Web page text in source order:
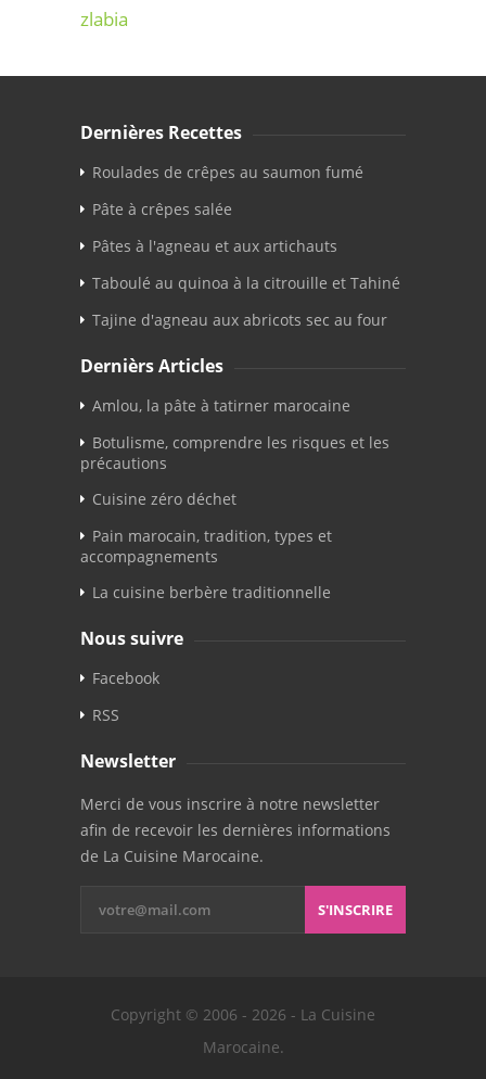
zlabia
Dernières Recettes
Roulades de crêpes au saumon fumé
Pâte à crêpes salée
Pâtes à l'agneau et aux artichauts
Taboulé au quinoa à la citrouille et Tahiné
Tajine d'agneau aux abricots sec au four
Dernièrs Articles
Amlou, la pâte à tatirner marocaine
Botulisme, comprendre les risques et les
précautions
Cuisine zéro déchet
Pain marocain, tradition, types et
accompagnements
La cuisine berbère traditionnelle
Nous suivre
Facebook
RSS
Newsletter
Merci de vous inscrire à notre newsletter
afin de recevoir les dernières informations
de La Cuisine Marocaine.
S'INSCRIRE
Copyright © 2006 - 2026 - La Cuisine
Marocaine.